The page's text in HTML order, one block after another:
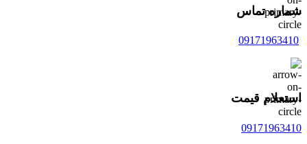
شماره تماس
09171963410
استعلام قیمت
09171963410